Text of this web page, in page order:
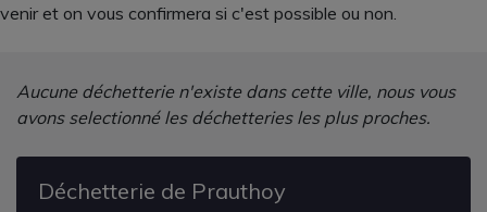
venir et on vous confirmera si c'est possible ou non.
Aucune déchetterie n'existe dans cette ville, nous vous
avons selectionné les déchetteries les plus proches.
Déchetterie de Prauthoy